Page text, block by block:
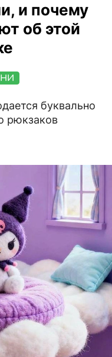
и почему
об этой
буквально
рюкзаков